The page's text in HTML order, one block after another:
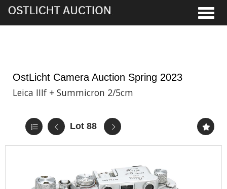
OstLicht Camera Auction Spring 2023
Leica IIIf + Summicron 2/5cm
Lot 88